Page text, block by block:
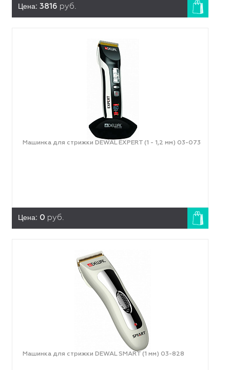
Цена: 3816 руб.
Машинка для стрижки DEWAL EXPERT (1 - 1,2 мм) 03-073
Цена: 0 руб.
Машинка для стрижки DEWAL SMART (1 мм) 03-828